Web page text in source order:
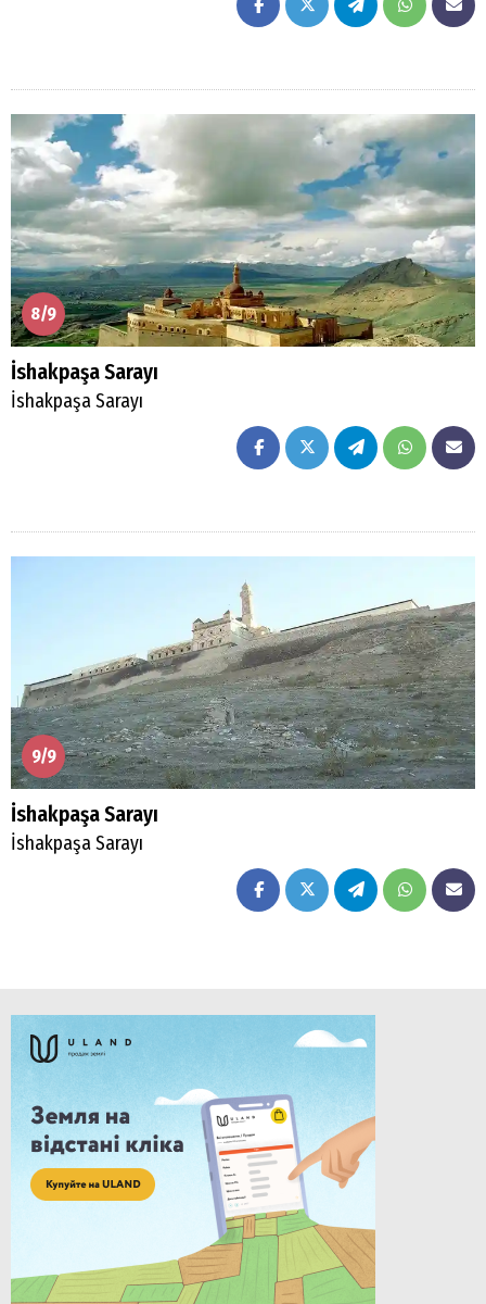
8/9
İshakpaşa Sarayı
İshakpaşa Sarayı
9/9
İshakpaşa Sarayı
İshakpaşa Sarayı
Arama
Popüler
Aramalar:
Ağrı
Doğubayazıt